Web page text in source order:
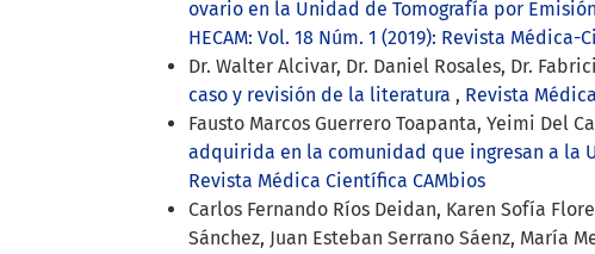
ovario en la Unidad de Tomografía por
HECAM: Vol. 18 Núm. 1 (2019): Revista Médica-
Dr. Walter Alcivar, Dr. Daniel Rosales, Dr.
caso y revisión de la literatura , Revista
Fausto Marcos Guerrero Toapanta, Yeimi Del
adquirida en la comunidad que ingresan a la
Revista Médica Científica CAMbios
Carlos Fernando Ríos Deidan, Karen Sofía
Sánchez, Juan Esteban Serrano Sáenz, María